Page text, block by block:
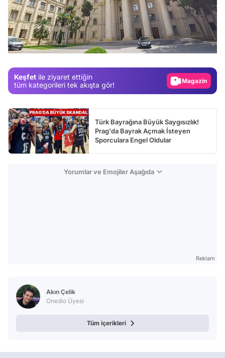
Keşfet ile ziyaret ettiğin
tüm kategorileri tek akışta gör!
Video
Test
Magazin
Türk Bayrağına Büyük Saygısızlık!
Prag'da Bayrak Açmak İsteyen
Sporculara Engel Oldular
Yorumlar ve Emojiler Aşağıda
Reklam
Akın Çelik
Onedio Üyesi
Tüm içerikleri